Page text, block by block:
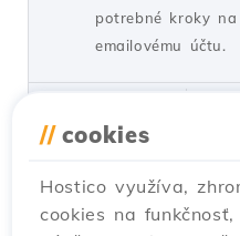
potrebné kroky
emailovému účtu.
od Cătălin A.
Pridanie
(Subkontakt)
27
// cookies
Hostico využíva,
cookies na